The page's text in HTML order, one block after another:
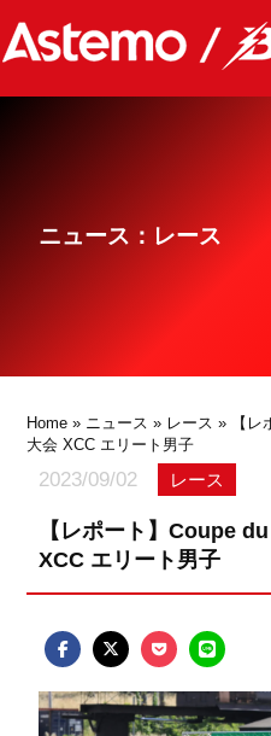
ニュース
グッズ
ニュース：レース
Home » ニュース » レース » 【レ
大会 XCC エリート男子
2023/09/02 レース
【レポート】Coupe
XCC エリート男子